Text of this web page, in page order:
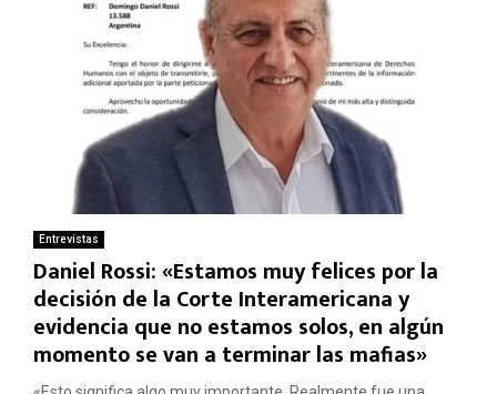
Entrevistas
Daniel Rossi: «Estamos muy felices por la
decisión de la Corte Interamericana y
evidencia que no estamos solos, en algún
momento se van a terminar las mafias»